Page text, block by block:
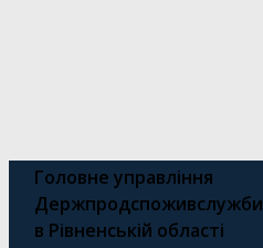
Головне управління
Держпродспоживслужби
в Рівненській області